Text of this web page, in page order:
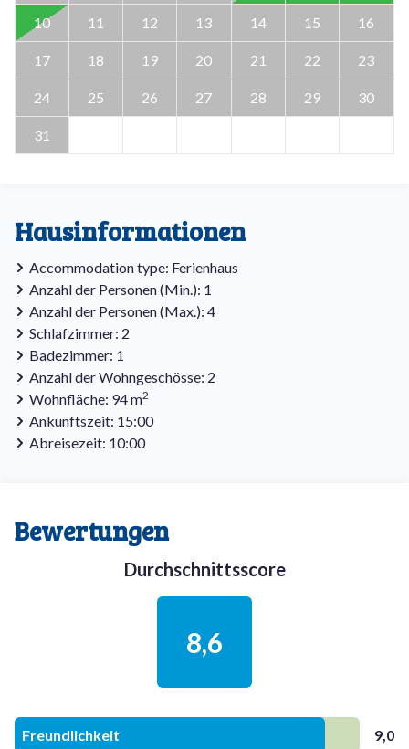
10 11 12 13 14 15 16
17 18 19 20 21 22 23
24 25 26 27 28 29 30
31
Hausinformationen
Accommodation type: Ferienhaus
Anzahl der Personen (Min.): 1
Anzahl der Personen (Max.): 4
Schlafzimmer: 2
Badezimmer: 1
Anzahl der Wohngeschösse: 2
Wohnfläche: 94 m2
Ankunftszeit: 15:00
Abreisezeit: 10:00
Bewertungen
Durchschnittsscore
8,6
Freundlichkeit 9,0